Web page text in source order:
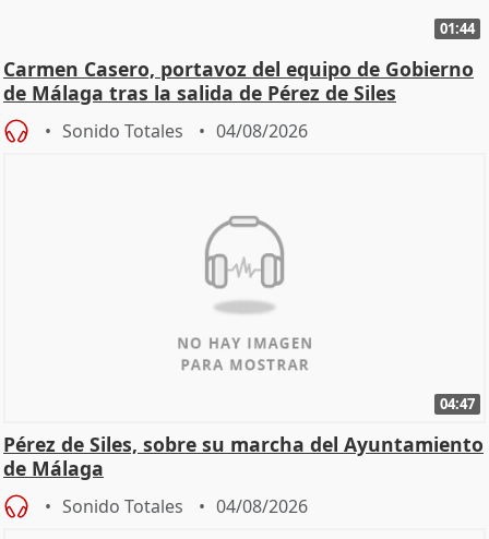
01:44
Carmen Casero, portavoz del equipo de Gobierno
de Málaga tras la salida de Pérez de Siles
Sonido Totales 04/08/2026
04:47
Pérez de Siles, sobre su marcha del Ayuntamiento
de Málaga
Sonido Totales 04/08/2026